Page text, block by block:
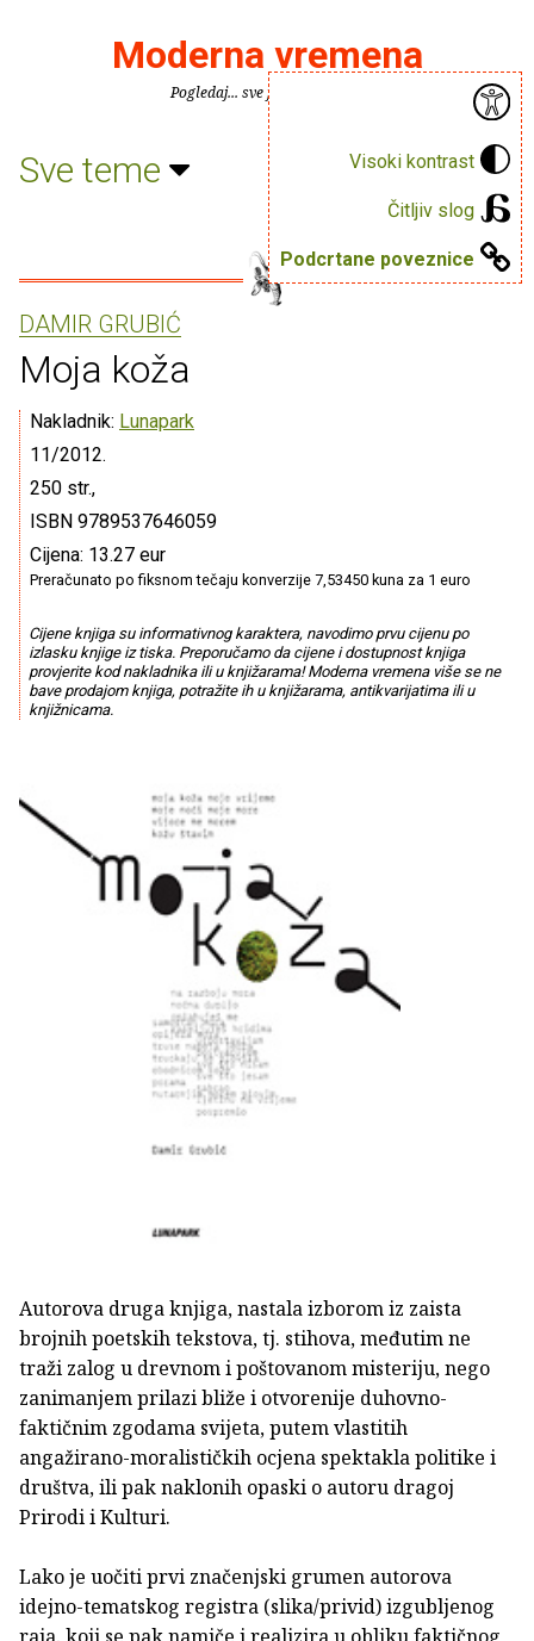
Visoki kontrast
Čitljiv slog
Podcrtane poveznice
Moderna vremena
Pogledaj... sve je puno knjiga.
Sve teme
DAMIR GRUBIĆ
Moja koža
Nakladnik: Lunapark
11/2012.
250 str.,
ISBN 9789537646059
Cijena: 13.27 eur
Preračunato po fiksnom tečaju konverzije 7,53450 kuna za 1 euro
Cijene knjiga su informativnog karaktera, navodimo prvu cijenu po
izlasku knjige iz tiska. Preporučamo da cijene i dostupnost knjiga
provjerite kod nakladnika ili u knjižarama! Moderna vremena više se ne
bave prodajom knjiga, potražite ih u knjižarama, antikvarijatima ili u
knjižnicama.
Autorova druga knjiga, nastala izborom iz zaista
brojnih poetskih tekstova, tj. stihova, međutim ne
traži zalog u drevnom i poštovanom misteriju, nego
zanimanjem prilazi bliže i otvorenije duhovno-
faktičnim zgodama svijeta, putem vlastitih
angažirano-moralističkih ocjena spektakla politike i
društva, ili pak naklonih opaski o autoru dragoj
Prirodi i Kulturi.
Lako je uočiti prvi značenjski grumen autorova
idejno-tematskog registra (slika/privid) izgubljenog